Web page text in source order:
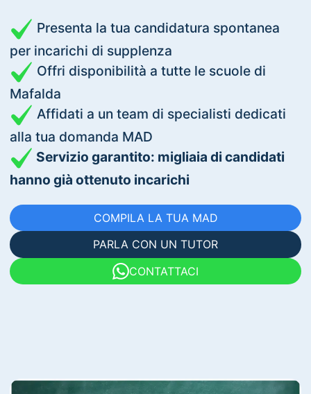
Presenta la tua candidatura spontanea
per incarichi di supplenza
Offri disponibilità a tutte le scuole di
Mafalda
Affidati a un team di specialisti dedicati
alla tua domanda MAD
Servizio garantito: migliaia di candidati
hanno già ottenuto incarichi
COMPILA LA TUA MAD
PARLA CON UN TUTOR
CONTATTACI